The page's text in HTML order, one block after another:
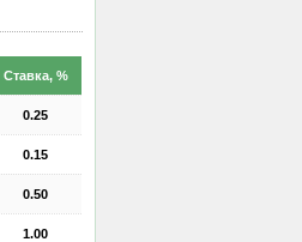
Ставка, %
0.25
0.15
0.50
1.00